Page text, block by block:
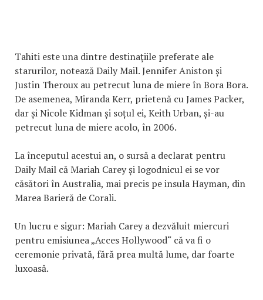
Tahiti este una dintre destinațiile preferate ale
starurilor, notează Daily Mail. Jennifer Aniston și
Justin Theroux au petrecut luna de miere în Bora Bora.
De asemenea, Miranda Kerr, prietenă cu James Packer,
dar și Nicole Kidman și soțul ei, Keith Urban, și-au
petrecut luna de miere acolo, în 2006.
La începutul acestui an, o sursă a declarat pentru
Daily Mail că Mariah Carey și logodnicul ei se vor
căsători în Australia, mai precis pe insula Hayman, din
Marea Barieră de Corali.
Un lucru e sigur: Mariah Carey a dezvăluit miercuri
pentru emisiunea „Acces Hollywood“ că va fi o
ceremonie privată, fără prea multă lume, dar foarte
luxoasă.